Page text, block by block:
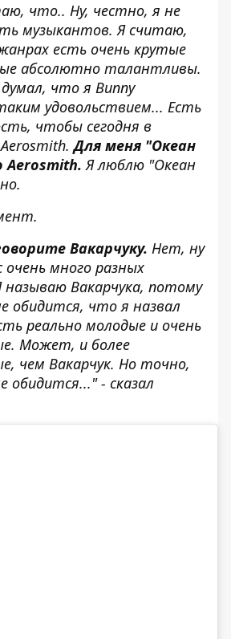
что.. Ну, честно, я не
музыкантов. Я считаю,
есть очень крутые
абсолютно талантливы.
что я Bunny
удовольствием... Есть
чтобы сегодня в
Для меня "Океан
Aerosmith. Я люблю "Океан
Вакарчуку. Нет, ну
очень много разных
Вакарчука, потому
обидится, что я назвал
реально молодые и очень
Может, и более
чем Вакарчук. Но точно,
обидится..." - сказал